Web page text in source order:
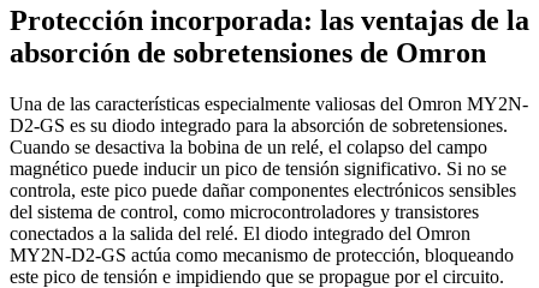
Protección incorporada: las ventajas de la
absorción de sobretensiones de Omron
Una de las características especialmente valiosas del Omron MY2N-
D2-GS es su diodo integrado para la absorción de sobretensiones.
Cuando se desactiva la bobina de un relé, el colapso del campo
magnético puede inducir un pico de tensión significativo. Si no se
controla, este pico puede dañar componentes electrónicos sensibles
del sistema de control, como microcontroladores y transistores
conectados a la salida del relé. El diodo integrado del Omron
MY2N-D2-GS actúa como mecanismo de protección, bloqueando
este pico de tensión e impidiendo que se propague por el circuito.